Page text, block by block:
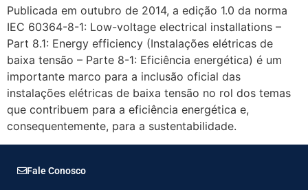
Publicada em outubro de 2014, a edição 1.0 da norma
IEC 60364-8-1: Low-voltage electrical installations –
Part 8.1: Energy efficiency (Instalações elétricas de
baixa tensão – Parte 8-1: Eficiência energética) é um
importante marco para a inclusão oficial das
instalações elétricas de baixa tensão no rol dos temas
que contribuem para a eficiência energética e,
consequentemente, para a sustentabilidade.
Fale Conosco